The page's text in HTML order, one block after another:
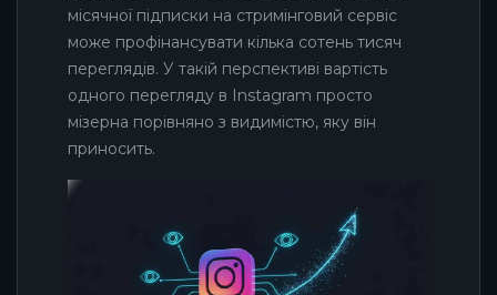
місячної підписки на стримінговий сервіс
може профінансувати кілька сотень тисяч
переглядів. У такій перспективі вартість
одного перегляду в Instagram просто
мізерна порівняно з видимістю, яку він
приносить.